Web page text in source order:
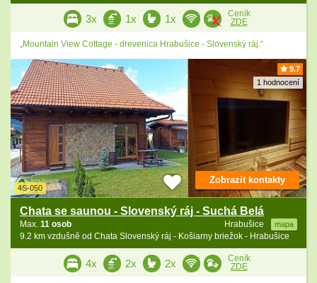
3x 1x 1x
Ceník
ZDE
„Mountain View Cottage - drevenica Hrabušice - Slovenský ráj.“
9.7
1 hodnocení
4S-050
Chata se saunou - Slovenský ráj - Suchá Belá
Hrabušice mapa
Max. 11 osob
9.2 km vzdušně od Chata Slovenský ráj - Košiarny briežok - Hrabušice
Zobrazit kontakty
4x 2x 2x
Ceník
ZDE